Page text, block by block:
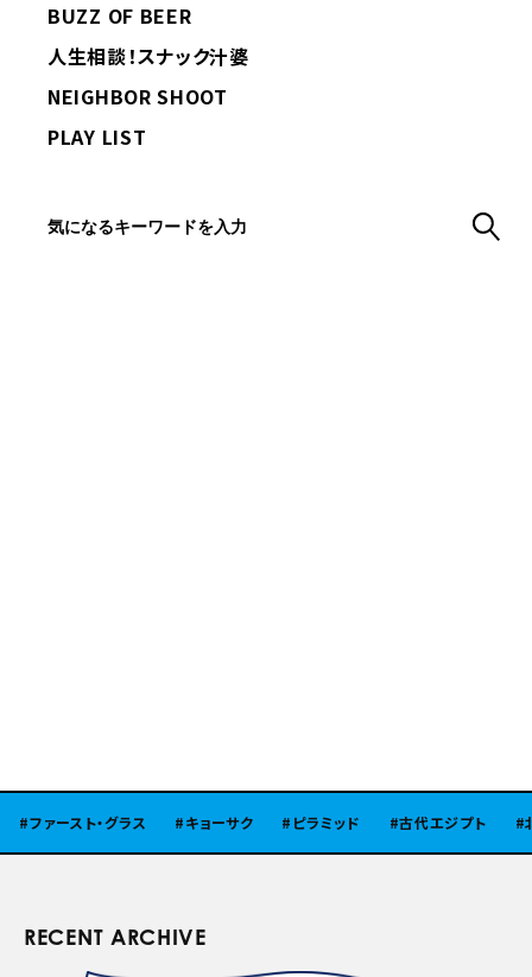
BUZZ OF BEER
人生相談！スナック汁婆
NEIGHBOR SHOOT
PLAY LIST
ファースト・グラス キョーサク ピラミッド 古代エジプト 北
RECENT ARCHIVE